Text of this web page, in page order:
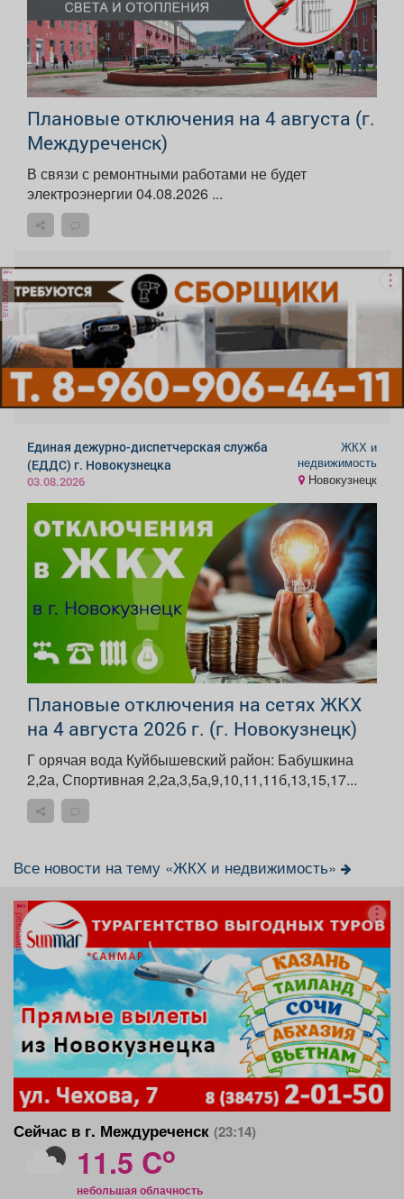
Плановые отключения на 4 августа (г.
Междуреченск)
В связи с ремонтными работами не будет
электроэнергии 04.08.2026 ...
реклама
Единая дежурно-диспетчерская служба
(ЕДДС) г. Новокузнецка
03.08.2026
ЖКХ и
недвижимость
Новокузнецк
Плановые отключения на сетях ЖКХ
на 4 августа 2026 г. (г. Новокузнецк)
Г орячая вода Куйбышевский район: Бабушкина
2,2а, Спортивная 2,2а,3,5а,9,10,11,11б,13,15,17...
Все новости на тему «ЖКХ и недвижимость»
реклама
Сейчас в г. Междуреченск (23:14)
11.5 Co
небольшая облачность